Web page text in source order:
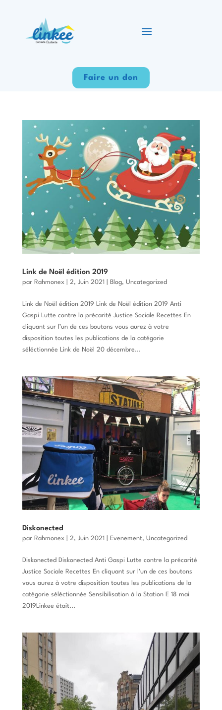
Faire un don
Link de Noël édition 2019
par Rahmonex| 2, Juin 2021 Blog, Uncategorized
Link de Noël édition 2019 Link de Noël édition 2019 Anti
Gaspi Lutte contre la précarité Justice Sociale Recettes En
cliquant sur l’un de ces boutons vous aurez à votre
disposition toutes les publications de la catégorie
séléctionnée Link de Noël 20 décembre...
Diskonected
par Rahmonex| 2, Juin 2021 Evenement, Uncategorized
Diskonected Diskonected Anti Gaspi Lutte contre la précarité
Justice Sociale Recettes En cliquant sur l’un de ces boutons
vous aurez à votre disposition toutes les publications de la
catégorie séléctionnée Sensibilisation à la Station E 18 mai
2019Linkee était...